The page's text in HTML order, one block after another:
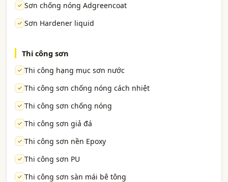
Sơn chống nóng Adgreencoat
Sơn Hardener liquid
Thi công sơn
Thi công hạng mục sơn nước
Thi công sơn chống nóng cách nhiệt
Thi công sơn chống nóng
Thi công sơn giả đá
Thi công sơn nền Epoxy
Thi công sơn PU
Thi công sơn sàn mái bê tông